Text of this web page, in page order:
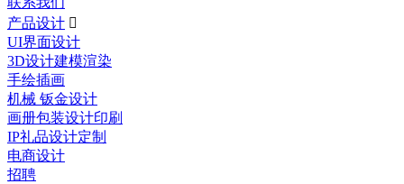
产品设计 
UI界面设计
3D设计建模渲染
手绘插画
机械 钣金设计
画册包装设计印刷
IP礼品设计定制
电商设计
招聘